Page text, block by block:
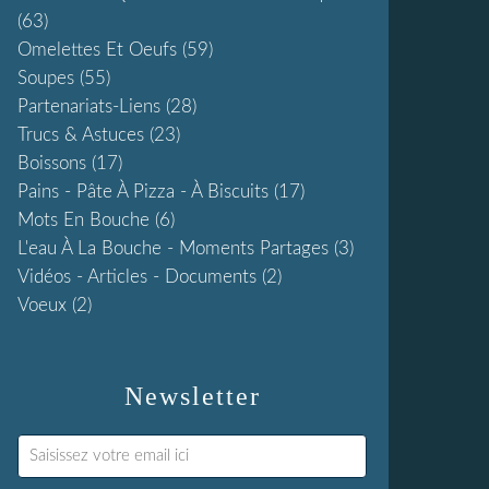
Newsletter
(63)
Omelettes Et Oeufs (59)
Soupes (55)
Partenariats-Liens (28)
Trucs & Astuces (23)
Boissons (17)
Pains - Pâte À Pizza - À Biscuits (17)
Mots En Bouche (6)
L'eau À La Bouche - Moments Partages (3)
Vidéos - Articles - Documents (2)
Voeux (2)